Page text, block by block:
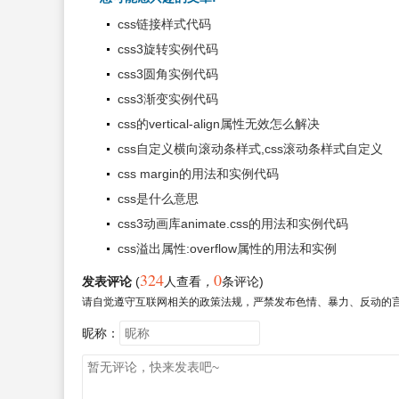
css链接样式代码
css3旋转实例代码
css3圆角实例代码
css3渐变实例代码
css的vertical-align属性无效怎么解决
css自定义横向滚动条样式,css滚动条样式自定义
css margin的用法和实例代码
css是什么意思
css3动画库animate.css的用法和实例代码
css溢出属性:overflow属性的用法和实例
发表评论 (324人查看 ， 0条评论)
请自觉遵守互联网相关的政策法规，严禁发布色情、暴力、反动的
昵称：